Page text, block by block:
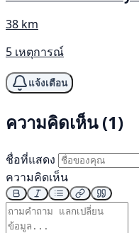
38 km
5 เหตุการณ์
แจ้งเตือน
ความคิดเห็น (1)
ชื่อที่แสดง
ความคิดเห็น